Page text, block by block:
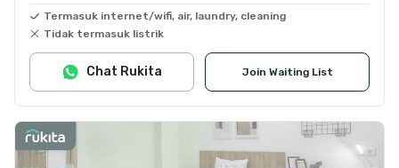
Termasuk internet/wifi, air, laundry, cleaning
Tidak termasuk listrik
Join Waiting List
Chat Rukita